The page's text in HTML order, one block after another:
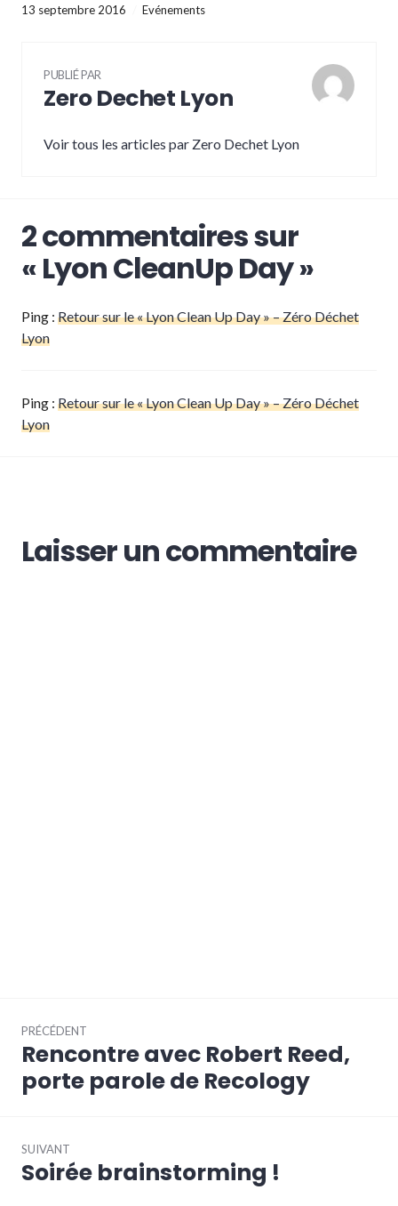
13 septembre 2016 Evénements
PUBLIÉ PAR
Zero Dechet Lyon
Voir tous les articles par Zero Dechet Lyon
2 commentaires sur
«Lyon CleanUp Day»
Ping : Retour sur le « Lyon Clean Up Day » – Zéro Déchet
Lyon
Ping : Retour sur le « Lyon Clean Up Day » – Zéro Déchet
Lyon
Laisser un commentaire
de
l’article
PRÉCÉDENT
Article
précédent :
Rencontre avec Robert Reed,
porte parole de Recology
SUIVANT
Article
Soirée brainstorming !